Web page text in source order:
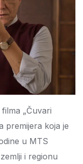
„Čuvari
premijera koja je
u MTS
i regionu